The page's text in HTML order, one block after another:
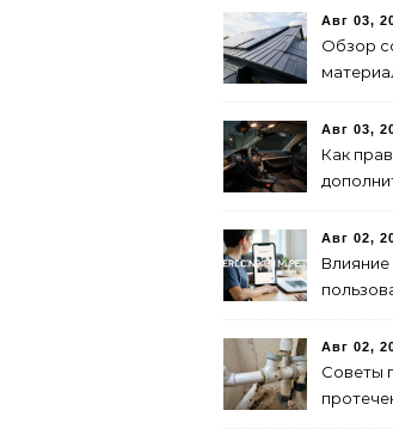
году
сайта
Авг 03,
Обзор
Авг 03,
Как
Авг 02,
Влияние
Авг 02,
Советы